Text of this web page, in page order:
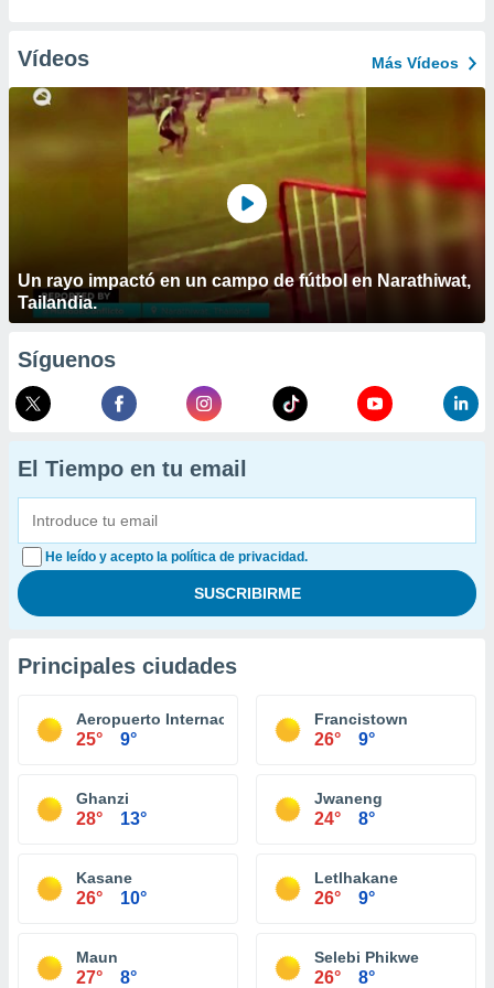
Vídeos Más Vídeos
Un rayo impactó en un campo de fútbol en Narathiwat,
Tailandia.
Síguenos
El Tiempo en tu email
He leído y acepto la política de privacidad.
Principales ciudades
Aeropuerto Internacional Sir Seretse Khama
25° 9°
Francistown
26° 9°
Ghanzi
28° 13°
Jwaneng
24° 8°
Kasane
26° 10°
Letlhakane
26° 9°
Maun
27° 8°
Selebi Phikwe
26° 8°